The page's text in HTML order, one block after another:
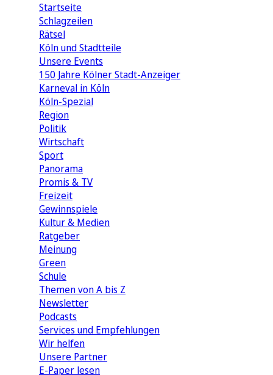
Startseite
Schlagzeilen
Rätsel
Köln und Stadtteile
Unsere Events
150 Jahre Kölner Stadt-Anzeiger
Karneval in Köln
Köln-Spezial
Region
Politik
Wirtschaft
Sport
Panorama
Promis & TV
Freizeit
Gewinnspiele
Kultur & Medien
Ratgeber
Meinung
Green
Schule
Themen von A bis Z
Newsletter
Podcasts
Services und Empfehlungen
Wir helfen
Unsere Partner
E-Paper lesen